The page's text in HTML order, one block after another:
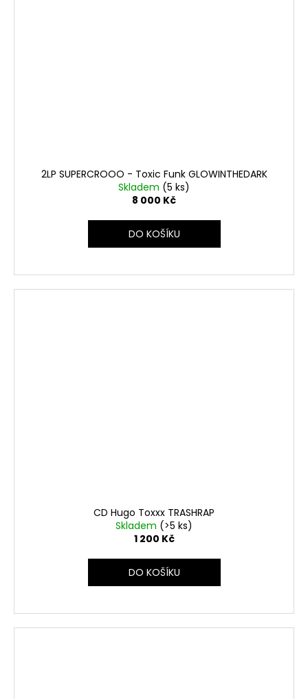
2LP SUPERCROOO - Toxic Funk GLOWINTHEDARK
Skladem (5 ks)
8 000 Kč
DO KOŠÍKU
CD Hugo Toxxx TRASHRAP
Skladem (>5 ks)
1 200 Kč
DO KOŠÍKU